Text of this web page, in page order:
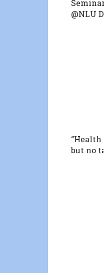
@NLU
but no